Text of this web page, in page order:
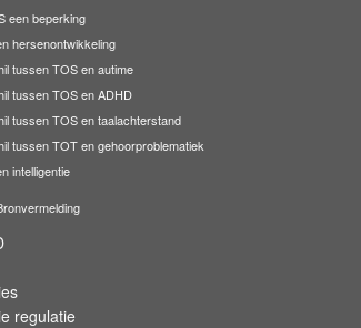
een beperking
hersenontwikkeling
tussen TOS en autime
tussen TOS en ADHD
tussen TOS en taalachterstand
tussen TOT en gehoorproblematiek
intelligentie
regulatie